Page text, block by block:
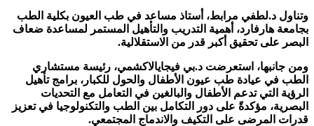
وتناول د.لطفي مرابط، أستاذ مساعد في طب العيون بكلية الطب
بجامعة هارفارد، أهمية التدريب والتأهيل المستمر لمساعدة ضعاف
البصر على تحقيق أكبر قدر من الاستقلالية.
ومن جانبها، استعرضت د.بي فيجايالاكشمي، رئيسة مستشاري
الطب في عيادة طب عيون الأطفال والحول للكبار، برامج تأهيل
الرؤية التي تدعم الأطفال والبالغين في التعامل مع التحديات
البصرية، مؤكدةً على دور التكامل بين الطب والتكنولوجيا في تعزيز
قدرات المرضى على التكيف والاندماج المجتمعي.